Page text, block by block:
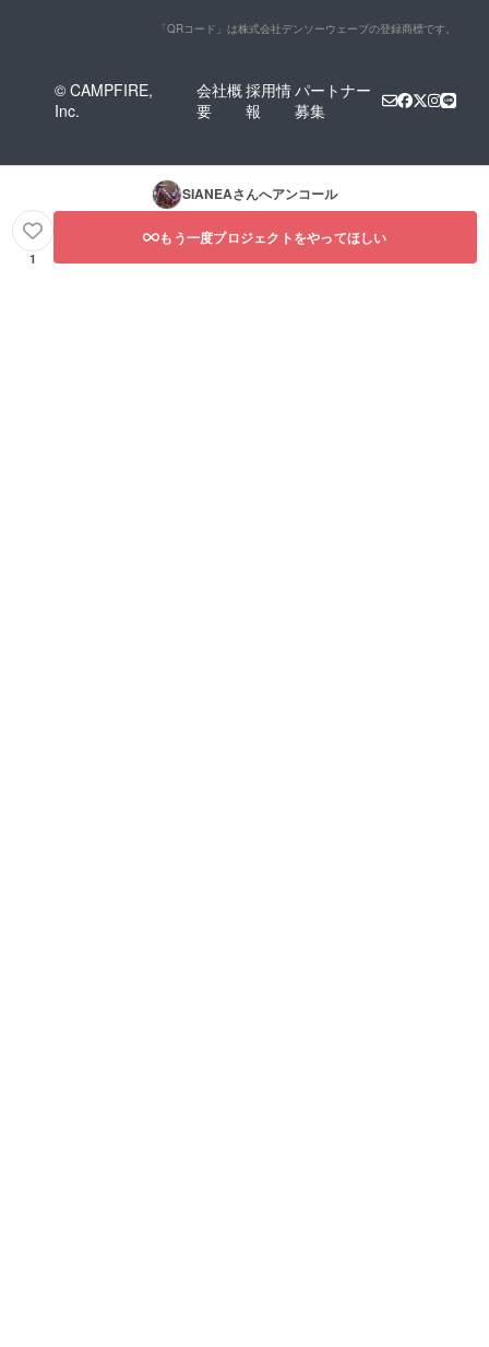
「QRコード」は株式会社デンソーウェーブの登録商標です。
© CAMPFIRE,
Inc.
会社概
要
採用情
報
パートナー
募集
SIANEAさんへアンコール
1
もう一度プロジェクトをやってほしい